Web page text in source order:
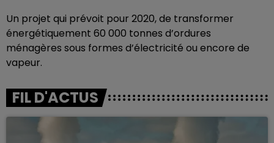
Un projet qui prévoit pour 2020, de transformer
énergétiquement 60 000 tonnes d’ordures
ménagères sous formes d’électricité ou encore de
vapeur.
FIL D'ACTUS